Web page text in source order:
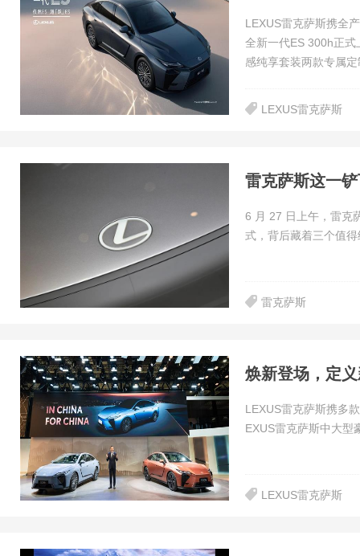
LEXUS雷克萨斯携全
全新一代ES 300h正
感纯享套装两款专属
LEXUS雷克萨斯
雷克萨斯这一
6 月 27 日上午，雷克
式，背后藏着三个值
雷克萨斯
焕新登场，定
LEXUS雷克萨斯携多
EXUS雷克萨斯中大型
LEXUS雷克萨斯